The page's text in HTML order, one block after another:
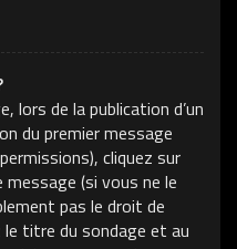
lors de la publication d’un
du premier message
cliquez sur
(si vous ne le
pas le droit de
le titre du sondage et au